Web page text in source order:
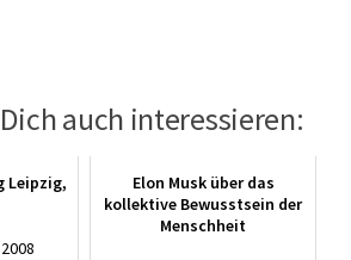
auch interessieren:
Leipzig,
Elon Musk über das
kollektive Bewusstsein der
Menschheit